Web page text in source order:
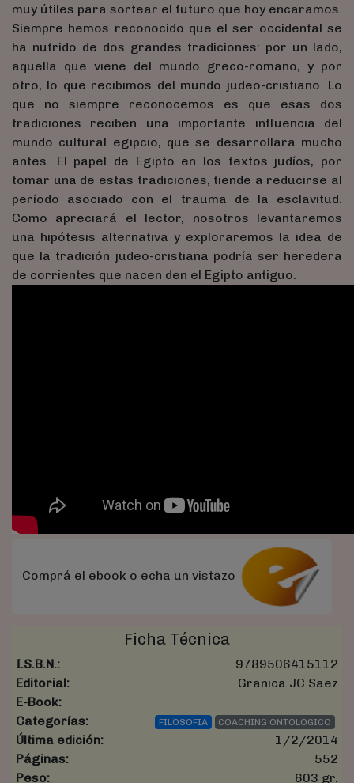
muy útiles para sortear el futuro que hoy encaramos.
Siempre hemos reconocido que el ser occidental se
ha nutrido de dos grandes tradiciones: por un lado,
aquella que viene del mundo greco-romano, y por
otro, lo que recibimos del mundo judeo-cristiano. Lo
que no siempre reconocemos es que esas dos
tradiciones reciben una importante influencia del
mundo cultural egipcio, que se desarrollara mucho
antes. El papel de Egipto en los textos judíos, por
tomar una de estas tradiciones, tiende a reducirse al
período asociado con el trauma de la esclavitud.
Como apreciará el lector, nosotros levantaremos
una hipótesis alternativa y exploraremos la idea de
que la tradición judeo-cristiana podría ser heredera
de corrientes que nacen den el Egipto antiguo.
Comprá el ebook o echa un vistazo
Ficha Técnica
I.S.B.N.:
9789506415112
Editorial:
Granica JC Saez
E-Book:
Categorías:
FILOSOFIA COACHING ONTOLOGICO
Última edición:
1/2/2014
Páginas:
552
Peso:
603 gr.